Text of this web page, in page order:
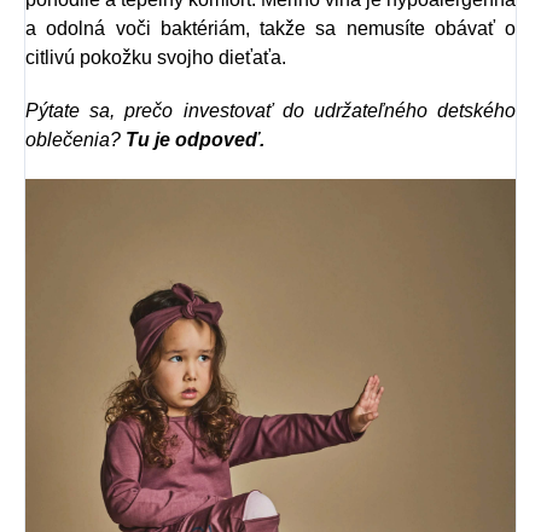
a odolná voči baktériám, takže sa nemusíte obávať o
citlivú pokožku svojho dieťaťa.
Pýtate sa, prečo investovať do udržateľného detského
oblečenia? Tu je odpoveď.